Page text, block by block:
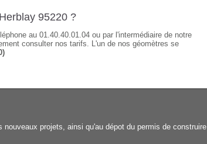
95220 ?
au 01.40.40.01.04 ou par l'intermédiaire de notre
consulter nos tarifs. L'un de nos géomètres se
projets, ainsi qu'au dépot du permis de construire